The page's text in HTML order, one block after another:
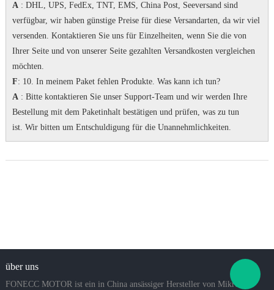
A: DHL, UPS, FedEx, TNT, EMS, China Post, Seeversand sind
verfügbar, wir haben günstige Preise für diese Versandarten, da wir viel
versenden. Kontaktieren Sie uns für Einzelheiten, wenn Sie die von
Ihrer Seite und von unserer Seite gezahlten Versandkosten vergleichen
möchten.
F: 10. In meinem Paket fehlen Produkte. Was kann ich tun?
A: Bitte kontaktieren Sie unser Support-Team und wir werden Ihre
Bestellung mit dem Paketinhalt bestätigen und prüfen, was zu tun
ist. Wir bitten um Entschuldigung für die Unannehmlichkeiten.
über uns
FONECC MOTOR ist ein in China ansässiger Hersteller von Mikro-